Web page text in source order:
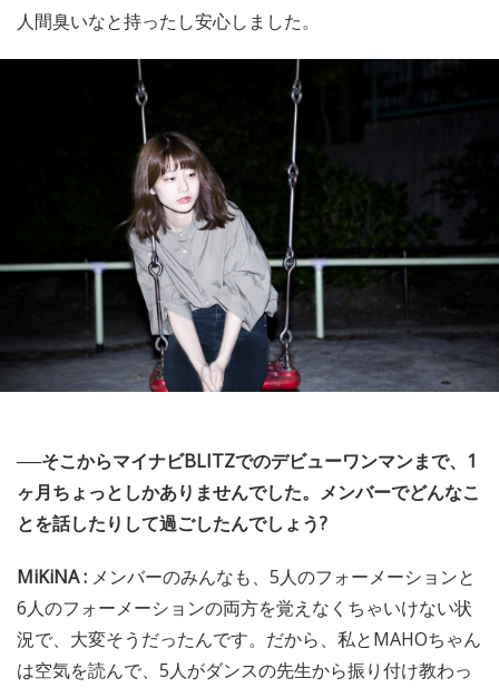
人間臭いなと持ったし安心しました。
──そこからマイナビBLITZでのデビューワンマンまで、1
ヶ月ちょっとしかありませんでした。メンバーでどんなこ
とを話したりして過ごしたんでしょう?
MiKiNA : メンバーのみんなも、5人のフォーメーションと
6人のフォーメーションの両方を覚えなくちゃいけない状
況で、大変そうだったんです。だから、私とMAHOちゃん
は空気を読んで、5人がダンスの先生から振り付け教わっ